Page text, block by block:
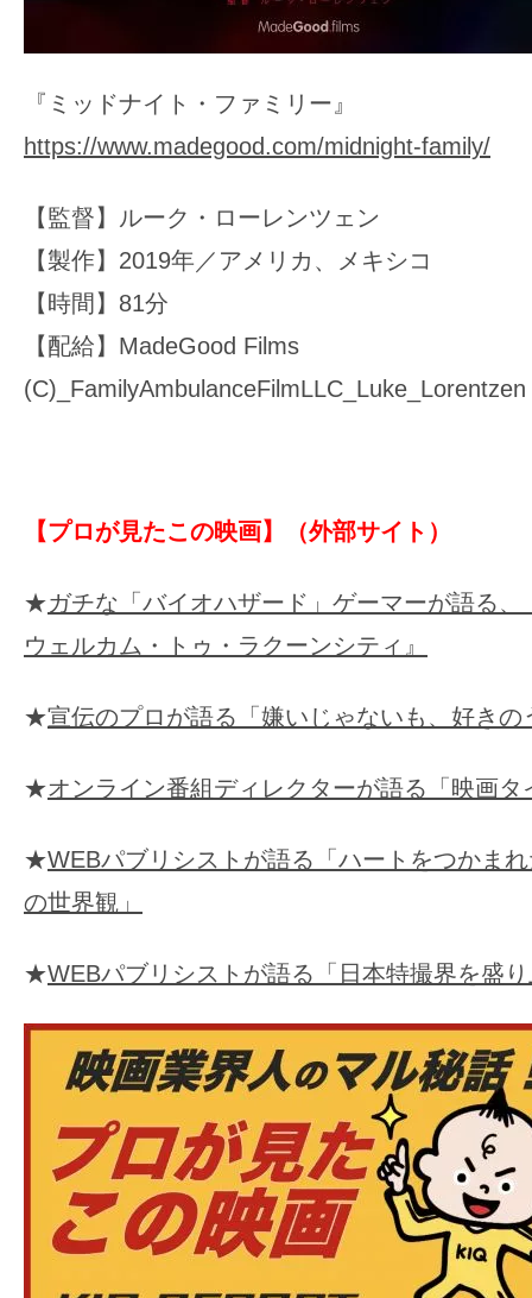
『ミッドナイト・ファミリー』
https://www.madegood.com/midnight-family/
【監督】ルーク・ローレンツェン
【製作】2019年／アメリカ、メキシコ
【時間】81分
【配給】MadeGood Films
(C)_FamilyAmbulanceFilmLLC_Luke_Lorentzen
【プロが見たこの映画】（外部サイト）
★ガチな「バイオハザード」ゲーマーが語る
ウェルカム・トゥ・ラクーンシティ』
★宣伝のプロが語る「嫌いじゃないも、好きの
★オンライン番組ディレクターが語る「映画
★WEBパブリシストが語る「ハートをつかま
の世界観」
★WEBパブリシストが語る「日本特撮界を盛